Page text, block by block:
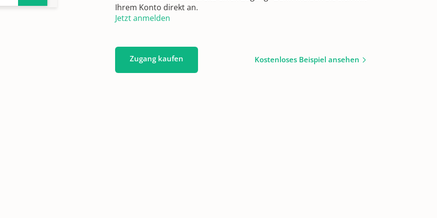
Ihrem Konto direkt an.
Jetzt anmelden
Zugang kaufen Kostenloses Beispiel ansehen